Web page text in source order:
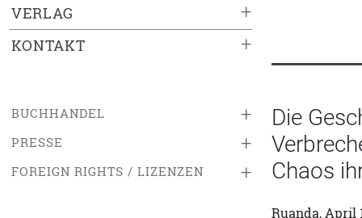
+
VERLAG
+
KONTAKT
+
BUCHHANDEL
+
PRESSE
+
FOREIGN RIGHTS / LIZENZEN
Die
Chaos
Ruanda, April